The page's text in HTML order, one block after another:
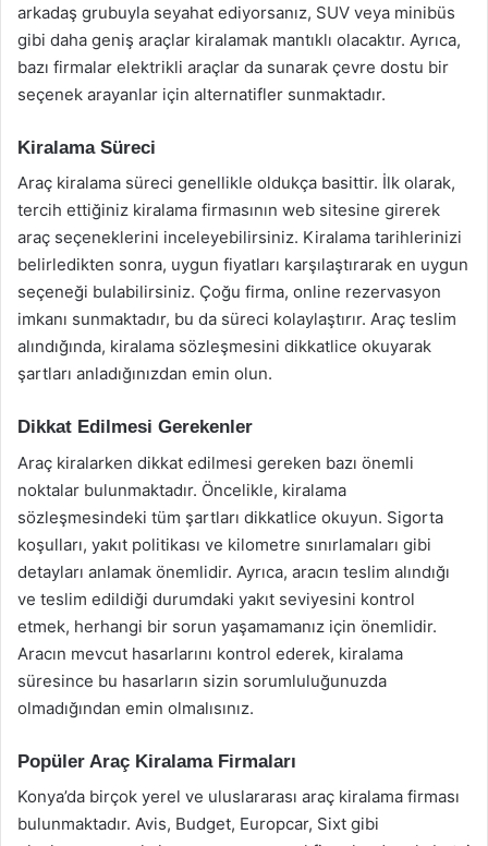
arkadaş grubuyla seyahat ediyorsanız, SUV veya minibüs
gibi daha geniş araçlar kiralamak mantıklı olacaktır. Ayrıca,
bazı firmalar elektrikli araçlar da sunarak çevre dostu bir
seçenek arayanlar için alternatifler sunmaktadır.
Kiralama Süreci
Araç kiralama süreci genellikle oldukça basittir. İlk olarak,
tercih ettiğiniz kiralama firmasının web sitesine girerek
araç seçeneklerini inceleyebilirsiniz. Kiralama tarihlerinizi
belirledikten sonra, uygun fiyatları karşılaştırarak en uygun
seçeneği bulabilirsiniz. Çoğu firma, online rezervasyon
imkanı sunmaktadır, bu da süreci kolaylaştırır. Araç teslim
alındığında, kiralama sözleşmesini dikkatlice okuyarak
şartları anladığınızdan emin olun.
Dikkat Edilmesi Gerekenler
Araç kiralarken dikkat edilmesi gereken bazı önemli
noktalar bulunmaktadır. Öncelikle, kiralama
sözleşmesindeki tüm şartları dikkatlice okuyun. Sigorta
koşulları, yakıt politikası ve kilometre sınırlamaları gibi
detayları anlamak önemlidir. Ayrıca, aracın teslim alındığı
ve teslim edildiği durumdaki yakıt seviyesini kontrol
etmek, herhangi bir sorun yaşamamanız için önemlidir.
Aracın mevcut hasarlarını kontrol ederek, kiralama
süresince bu hasarların sizin sorumluluğunuzda
olmadığından emin olmalısınız.
Popüler Araç Kiralama Firmaları
Konya’da birçok yerel ve uluslararası araç kiralama firması
bulunmaktadır. Avis, Budget, Europcar, Sixt gibi